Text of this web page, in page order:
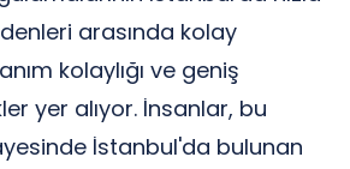
arasında kolay
kolaylığı ve geniş
yer alıyor. İnsanlar, bu
İstanbul'da bulunan